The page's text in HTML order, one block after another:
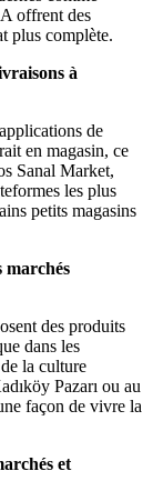
offrent des
plus complète.
à
de
en magasin, ce
Sanal Market,
les plus
petits magasins
marchés
des produits
dans les
la culture
Pazarı ou au
façon de vivre la
et